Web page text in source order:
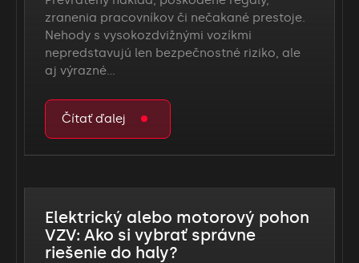
zranenia pracovníkov či nečakané prestoje.
Nehody s vysokozdvižnými vozíkmi
nepredstavujú len bezpečnostné riziko, ale
aj výrazné…
Čítať ďalej
Elektrický alebo motorový pohon
VZV: Ako si vybrať správne
riešenie do haly?